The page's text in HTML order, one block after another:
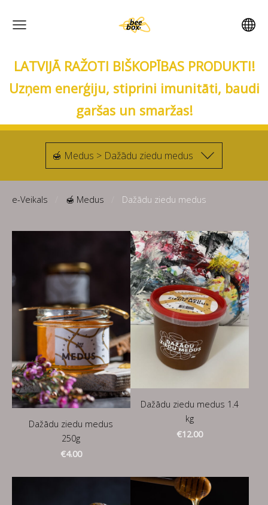
LATVIJĀ RAŽOTI BIŠKOPĪBAS PRODUKTI!
Uzņem enerģiju, stiprini imunitāti, baudi
garšas un smaržas!
🍯 Medus > Dažādu ziedu medus
e-Veikals 🍯 Medus Dažādu ziedu medus
Dažādu ziedu medus
250g
€4.00
Dažādu ziedu medus 1.4
kg
€12.00